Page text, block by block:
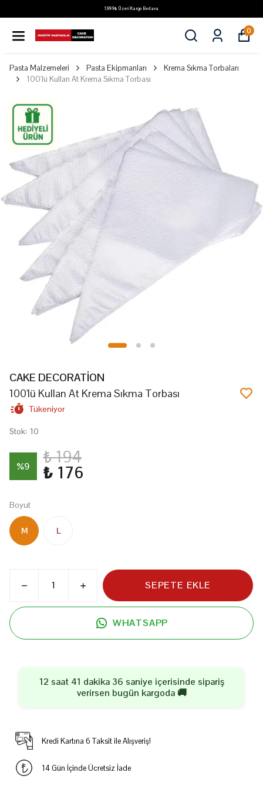
1.999₺ Üzeri Kargo Bedava
0
Pasta Malzemeleri Pasta Ekipmanları
Krema Sıkma Torbaları
100'lü Kullan At Krema Sıkma Torbası
CAKE DECORATİON
100'lü Kullan At Krema Sıkma Torbası
Tükeniyor
Stok: 10
%9 ₺ 194
₺ 176
Boyut
M L
SEPETE EKLE
WHATSAPP
12 saat 41 dakika 36 saniye içerisinde sipariş
verirsen bugün kargoda 🚚
Kredi Kartına 6 Taksit ile Alışveriş!
14 Gün İçinde Ücretsiz İade